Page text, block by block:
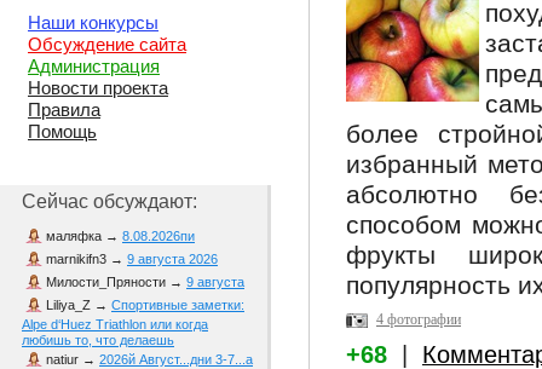
более
избранный
абсолютно
способом
фрукты
популярность
4 фотографии
+68
Наши конкурсы
Обсуждение сайта
Администрация
Новости проекта
Правила
Помощь
Сейчас обсуждают:
маляфка → 8.08.2026пи
marnikifn3 → 9 августа 2026
Милости_Пряности → 9 августа
Liliya_Z → Спортивные заметки:
Alpe d‘Huez Triathlon или когда
любишь то, что делаешь
natiur → 2026й Август...дни 3-7...а